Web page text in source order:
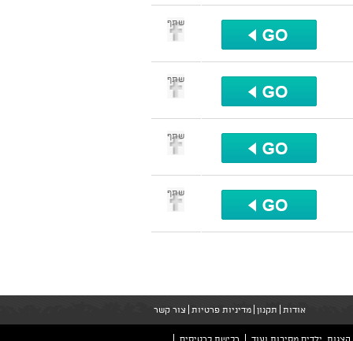
שתף
שתף
שתף
שתף
אודות תקנון מדיניות פרטיות צור קשר
ילדים מסיבות ועוד רכישת כרטיסים